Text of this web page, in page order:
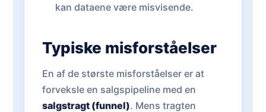
kan dataene være misvisende.
Typiske misforståelser
En af de største misforståelser er at
forveksle en salgspipeline med en
salgstragt (funnel). Mens tragten